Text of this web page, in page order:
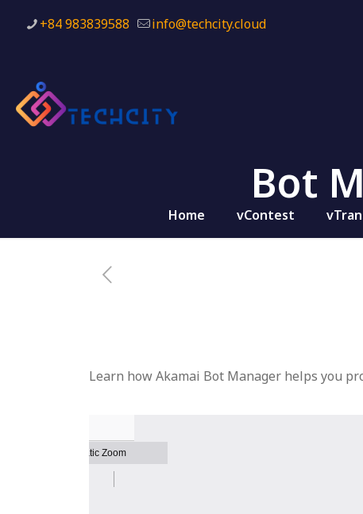
+84 983839588 info@techcity.cloud
Home vContest
Bot
Learn how Akamai Bot Manager helps you